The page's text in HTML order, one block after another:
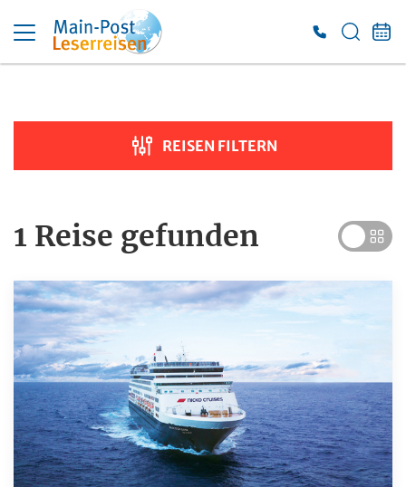
Suche verfeinern
Preis
Reiseart
Adventsreisen
Bus-Rundreise
Deutschland Reisen
Erlebnis & Aufenthalt
REISEN FILTERN
1 Reise gefunden